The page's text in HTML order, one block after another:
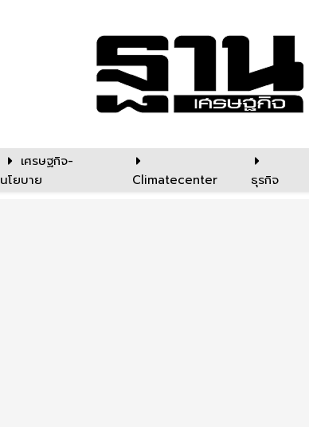
เศรษฐกิจ-
นโยบาย
Climatecenter ธุรกิจ